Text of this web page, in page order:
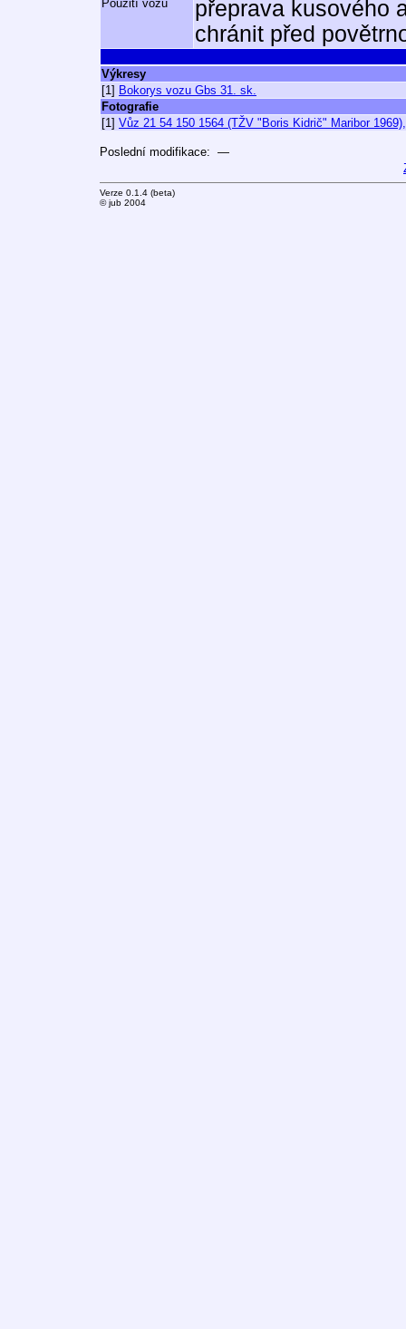
Použití vozu
přeprava kusového
chránit před
Výkresy
[1] Bokorys vozu Gbs 31. sk.
Fotografie
[1] Vůz 21 54 150 1564 (TŽV "Boris Kidrič" Maribor
Poslední modifikace: —
Verze 0.1.4 (beta)
© jub 2004